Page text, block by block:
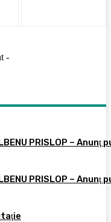
-
PRISLOP – Anunţ
PRISLOP – Anunţ